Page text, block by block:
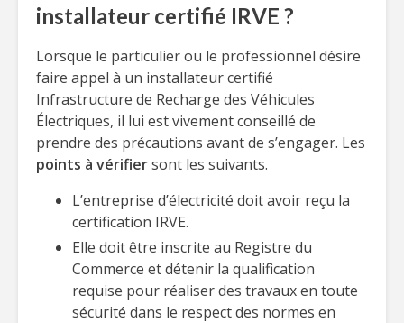
installateur certifié IRVE ?
Lorsque le particulier ou le professionnel désire
faire appel à un installateur certifié
Infrastructure de Recharge des Véhicules
Électriques, il lui est vivement conseillé de
prendre des précautions avant de s’engager. Les
points à vérifiersont les suivants.
L’entreprise d’électricité doit avoir reçu la
certification IRVE.
Elle doit être inscrite au Registre du
Commerce et détenir la qualification
requise pour réaliser des travaux en toute
sécurité dans le respect des normes en